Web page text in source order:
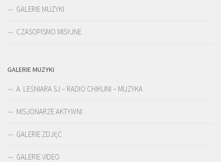
GALERIE MUZYKI
CZASOPISMO MISYJNE
GALERIE MUZYKI
A. LEŚNIARA SJ – RADIO CHIKUNI – MUZYKA
MISJONARZE AKTYWNI
GALERIE ZDJĘĆ
GALERIE VIDEO